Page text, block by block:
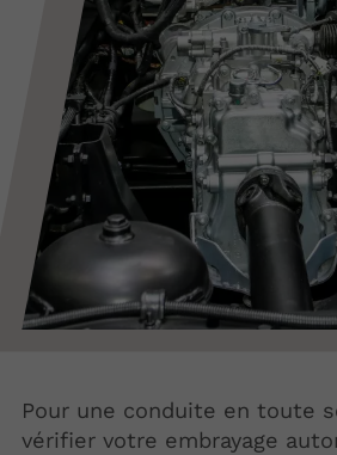
Pour une conduite en toute
vérifier votre embrayage